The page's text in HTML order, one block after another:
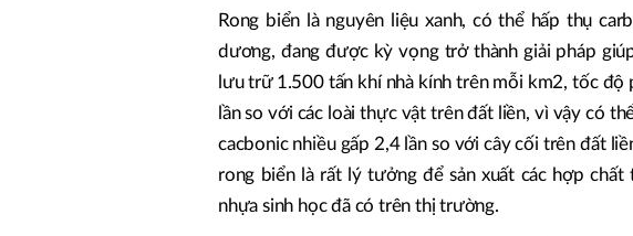
Rong biển là nguyên liệu xanh, có thể hấp thụ
dương, đang được kỳ vọng trở thành giải pháp
lưu trữ 1.500 tấn khí nhà kính trên mỗi km2, tốc
lần so với các loài thực vật trên đất liền, vì vậy có
cacbonic nhiều gấp 2,4 lần so với cây cối trên đất
rong biển là rất lý tưởng để sản xuất các hợp
nhựa sinh học đã có trên thị trường.